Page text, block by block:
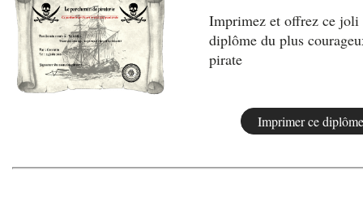
Imprimez et offrez ce joli
diplôme du plus
pirate